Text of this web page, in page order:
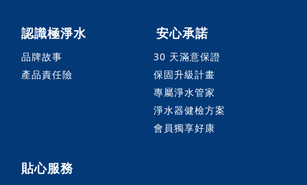
認識極淨水
品牌故事
產品責任險
安心承諾
30 天滿意保證
保固升級計畫
專屬淨水管家
淨水器健檢方案
會員獨享好康
貼心服務